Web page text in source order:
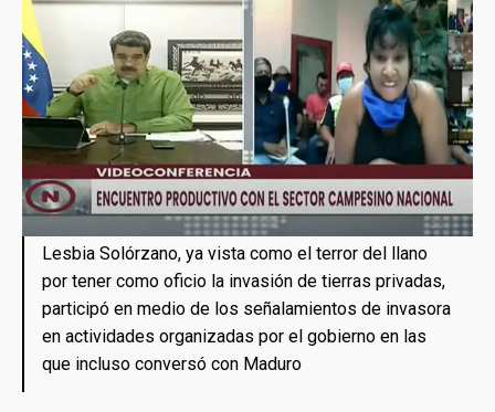
Lesbia Solórzano, ya vista como el terror del llano
por tener como oficio la invasión de tierras privadas,
participó en medio de los señalamientos de invasora
en actividades organizadas por el gobierno en las
que incluso conversó con Maduro